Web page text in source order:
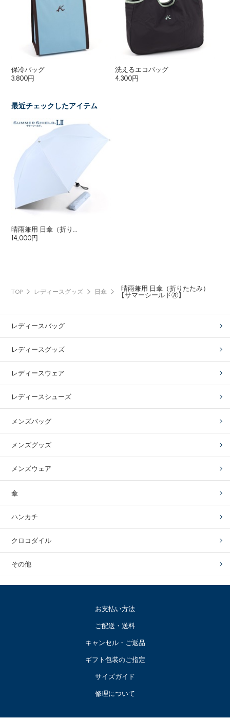
保冷バッグ
3,800円
洗えるエコバッグ
4,300円
最近チェックしたアイテム
晴雨兼用 日傘（折り...
14,000円
TOP レディースグッズ 日傘
晴雨兼用 日傘（折りたたみ）
【サマーシールド🄬】
レディースバッグ
レディースグッズ
レディースウェア
レディースシューズ
メンズバッグ
メンズグッズ
メンズウェア
傘
ハンカチ
クロコダイル
その他
お支払い方法
ご配送・送料
キャンセル・ご返品
ギフト包装のご指定
サイズガイド
修理について